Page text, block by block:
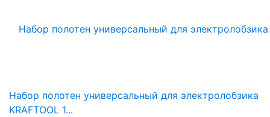
Набор полотен универсальный для электролобзика
KRAFTOOL 1...